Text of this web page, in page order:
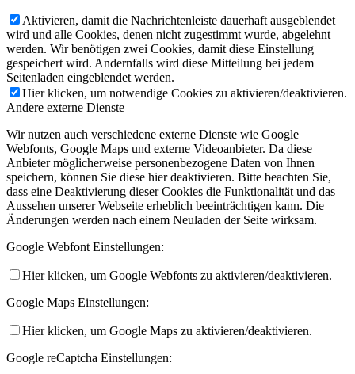
Aktivieren, damit die Nachrichtenleiste dauerhaft ausgeblendet
wird und alle Cookies, denen nicht zugestimmt wurde, abgelehnt
werden. Wir benötigen zwei Cookies, damit diese Einstellung
gespeichert wird. Andernfalls wird diese Mitteilung bei jedem
Seitenladen eingeblendet werden.
Hier klicken, um notwendige Cookies zu aktivieren/deaktivieren.
Andere externe Dienste
Wir nutzen auch verschiedene externe Dienste wie Google
Webfonts, Google Maps und externe Videoanbieter. Da diese
Anbieter möglicherweise personenbezogene Daten von Ihnen
speichern, können Sie diese hier deaktivieren. Bitte beachten Sie,
dass eine Deaktivierung dieser Cookies die Funktionalität und das
Aussehen unserer Webseite erheblich beeinträchtigen kann. Die
Änderungen werden nach einem Neuladen der Seite wirksam.
Google Webfont Einstellungen:
Hier klicken, um Google Webfonts zu aktivieren/deaktivieren.
Google Maps Einstellungen:
Hier klicken, um Google Maps zu aktivieren/deaktivieren.
Google reCaptcha Einstellungen: